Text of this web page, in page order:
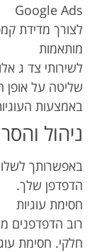
Google Ads
לצורך מדידת
מותאמות
לשירותי צד ג
שליטה על
באמצעות
ניהול
באפשרותך
הדפדפן שלך.
חסימת עוגיות
רוב הדפדפנים
חלקי. חסימת